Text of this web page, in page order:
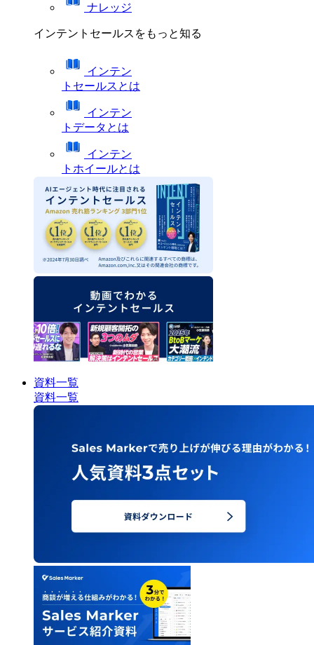
ナレッジ
インテントセールスをもっと知る
インテン
トセールスとは
インテン
トデータとは
インテン
トホイールとは
資料一覧
資料一覧